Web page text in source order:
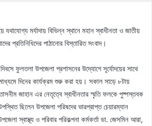
মর্যাদায় বিভিন্ন স্থানে মহান স্বাধীনতা ও জাতীয়
প্রতিনিধিদের পাঠানোর বিস্তারিত সংবাদ।
ফুলতলা উপজেলা প্রশাসনের উদ্যোগে সূর্যোদয়ের সাথে
দিনের কার্যক্রম শুরু করা হয়। সকাল সাড়ে ৮টায়
জাহান এর নেতৃত্বে স্বাধীনতার স্মৃতি ফলকে পুষ্পস্তবক
ছিলেন উপজেলা পরিষদের ভারপ্রাপ্ত চেয়ারম্যান
স্বাস্থ্য ও পরিবার পরিকল্পনা কর্মকর্তা ডা. জেসমিন আরা,